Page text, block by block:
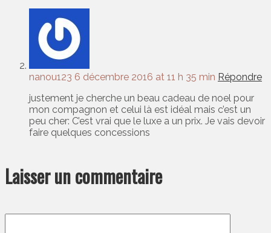
nanou123 6 décembre 2016 at 11 h 35 min Répondre
justement je cherche un beau cadeau de noel pour
mon compagnon et celui là est idéal mais c’est un
peu cher: C’est vrai que le luxe a un prix. Je vais devoir
faire quelques concessions
Laisser un commentaire